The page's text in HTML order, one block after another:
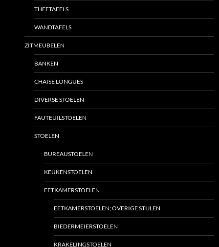
THEETAFELS
WANDTAFELS
ZITMEUBELEN
BANKEN
CHAISE LONGUES
DIVERSE STOELEN
FAUTEUILSTOELEN
STOELEN
BUREAUSTOELEN
KEUKENSTOELEN
EETKAMERSTOELEN
EETKAMERSTOELEN; OVERIGE STIJLEN
BIEDERMEIERSTOELEN
KRAKELINGSTOELEN